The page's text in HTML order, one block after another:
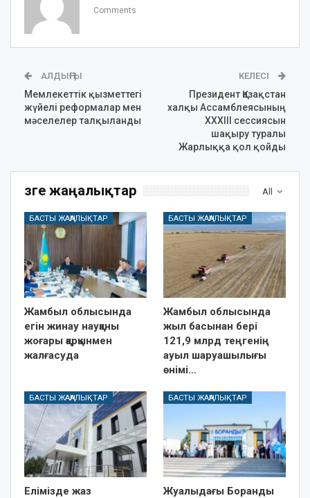
Comments
АЛДЫҢҒЫ
Мемлекеттік қызметтегі
жүйелі реформалар мен
мәселелер талқыланды
КЕЛЕСІ
Президент Қазақстан
халқы Ассамблеясының
ХХХІІІ сессиясын
шақыру туралы
Жарлыққа қол қойды
All
Өзге жаңалықтар
БАСТЫ ЖАҢАЛЫҚТАР
Жамбыл облысында
егін жинау науқаны
жоғары қарқынмен
жалғасуда
БАСТЫ ЖАҢАЛЫҚТАР
Жамбыл облысында
жыл басынан бері
121,9 млрд теңгенің
ауыл шаруашылығы
өнімі…
БАСТЫ ЖАҢАЛЫҚТАР
Елімізде жаз
БАСТЫ ЖАҢАЛЫҚТАР
Жуалыдағы Боранды